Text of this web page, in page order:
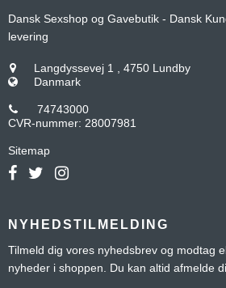
Dansk Sexshop og Gavebutik - Dansk
levering
Langdyssevej 1
4750 Lundby
Danmark
74743000
CVR-nummer: 28007981
Sitemap
NYHEDSTILMELDING
Tilmeld dig vores nyhedsbrev og modtag
nyheder i shoppen. Du kan altid afmelde